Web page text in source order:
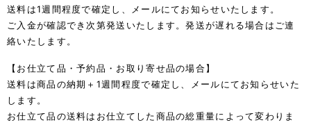
送料は1週間程度で確定し、メールにてお知らせいたします。
ご入金が確認でき次第発送いたします。発送が遅れる場合はご連
絡いたします。
【お仕立て品・予約品・お取り寄せ品の場合】
送料は商品の納期＋1週間程度で確定し、メールにてお知らせいた
します。
お仕立て品の送料はお仕立てした商品の総重量によって変わりま